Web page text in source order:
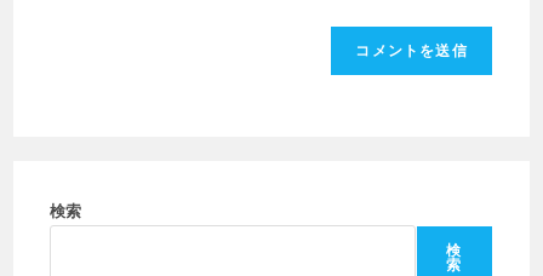
入
ン
ト
だ
検索
検
索